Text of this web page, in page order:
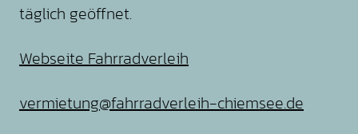
täglich geöffnet.
Webseite Fahrradverleih
vermietung@fahrradverleih-chiemsee.de